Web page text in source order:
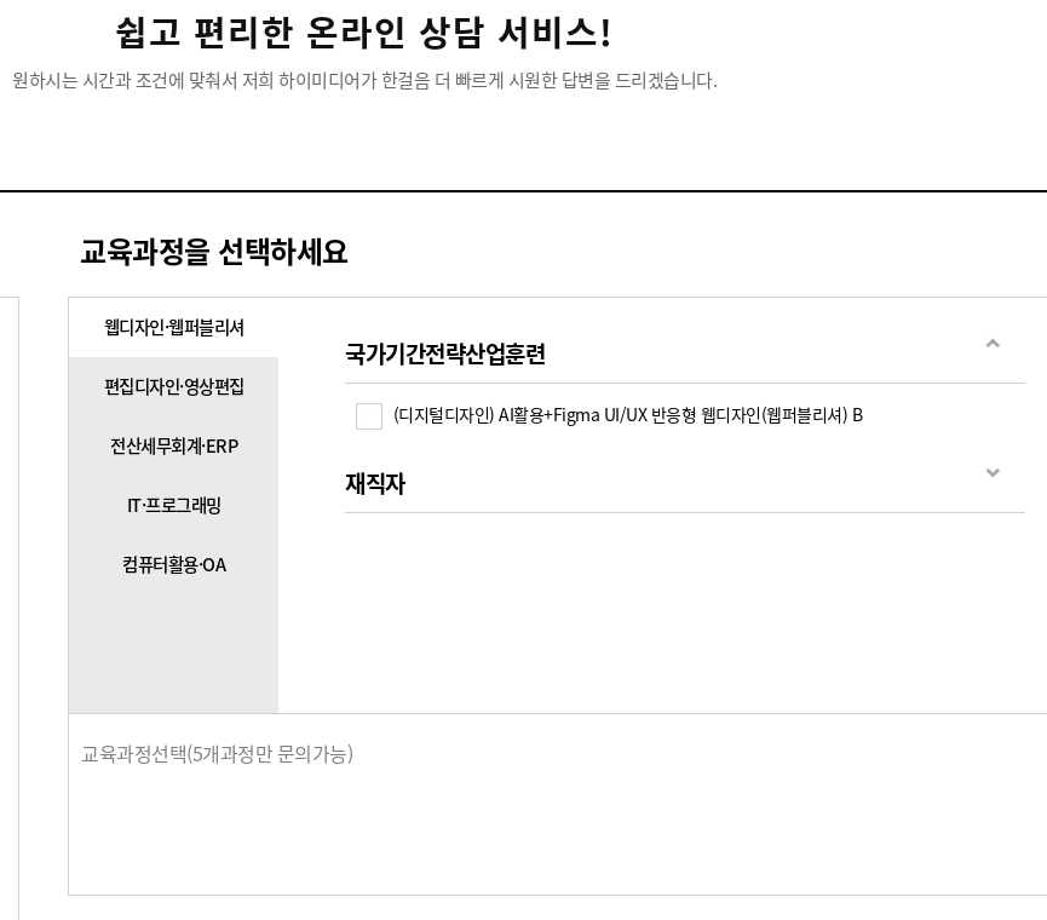
쉽고 편리한 온라인 상담 서비스!
원하시는 시간과 조건에 맞춰서 저희 하이미디어가 한걸음 더 빠르게 시원한 답변을 드리겠습니다.
교육과정을 선택하세요
웹디자인·웹퍼블리셔
편집디자인·영상편집
전산세무회계·ERP
IT·프로그래밍
컴퓨터활용·OA
국가기간전략산업훈련
(디지털디자인) AI활용+Figma UI/UX 반응형 웹디자인(웹퍼블리셔) B
재직자
교육과정선택(5개과정만 문의가능)